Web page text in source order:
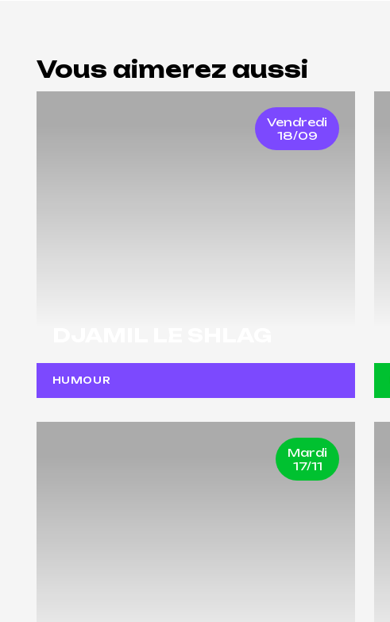
Vous aimerez aussi
Vendredi
18/09
HUMOUR
Mardi
17/11